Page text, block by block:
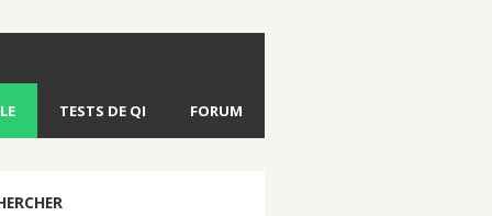
TESTS DE QI FORUM